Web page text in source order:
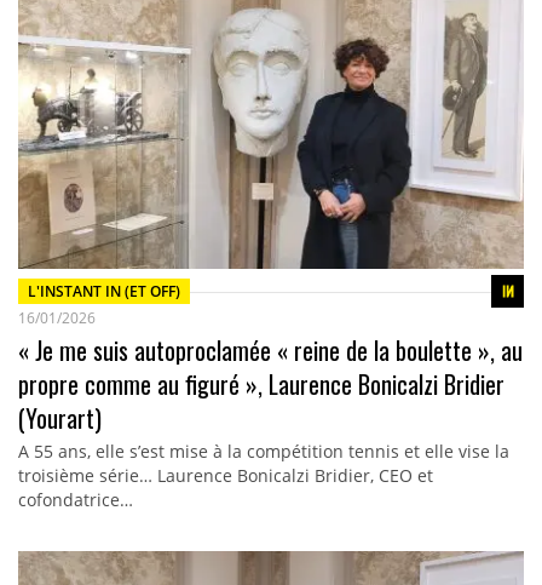
L'INSTANT IN (ET OFF)
16/01/2026
« Je me suis autoproclamée « reine de la boulette », au
propre comme au figuré », Laurence Bonicalzi Bridier
(Yourart)
A 55 ans, elle s’est mise à la compétition tennis et elle vise la
troisième série… Laurence Bonicalzi Bridier, CEO et
cofondatrice…